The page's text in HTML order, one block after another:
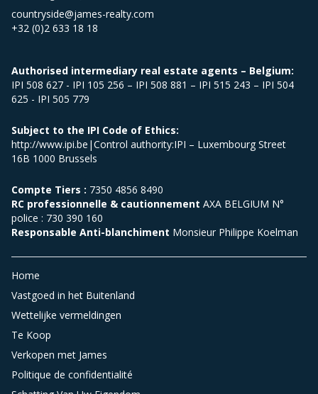
countryside@james-realty.com
+32 (0)2 633 18 18
Authorised intermediary real estate agents – Belgium:
IPI 508 627 - IPI 105 256 – IPI 508 881 – IPI 515 243 – IPI 504
625 - IPI 505 779
Subject to the IPI Code of Ethics:
http://www.ipi.be|Control authority:IPI – Luxembourg Street
16B 1000 Brussels
Compte Tiers : 7350 4856 8490
RC professionnelle & cautionnement AXA BELGIUM N°
police : 730 390 160
Responsable Anti-blanchiment Monsieur Philippe Koelman
Home
Vastgoed in het Buitenland
Wettelijke vermeldingen
Te Koop
Verkopen met James
Politique de confidentialité